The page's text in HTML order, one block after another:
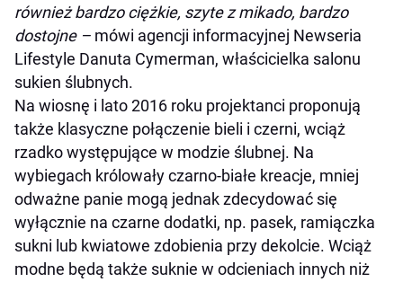
również bardzo ciężkie, szyte z mikado, bardzo
dostojne – mówi agencji informacyjnej Newseria
Lifestyle Danuta Cymerman, właścicielka salonu
sukien ślubnych.
Na wiosnę i lato 2016 roku projektanci proponują
także klasyczne połączenie bieli i czerni, wciąż
rzadko występujące w modzie ślubnej. Na
wybiegach królowały czarno-białe kreacje, mniej
odważne panie mogą jednak zdecydować się
wyłącznie na czarne dodatki, np. pasek, ramiączka
sukni lub kwiatowe zdobienia przy dekolcie. Wciąż
modne będą także suknie w odcieniach innych niż